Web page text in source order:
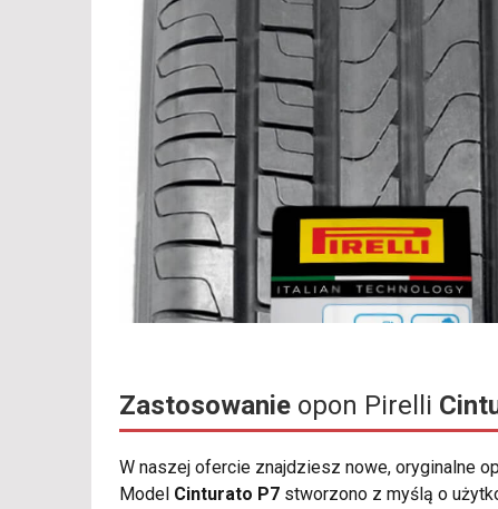
Zastosowanie opon Pirelli
W naszej ofercie znajdziesz nowe, oryginalne
Model Cinturato P7 stworzono z myślą o